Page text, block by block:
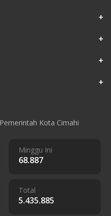
+
+
+
+
Kota Cimahi
Minggu Ini
68.887
Total
5.435.885